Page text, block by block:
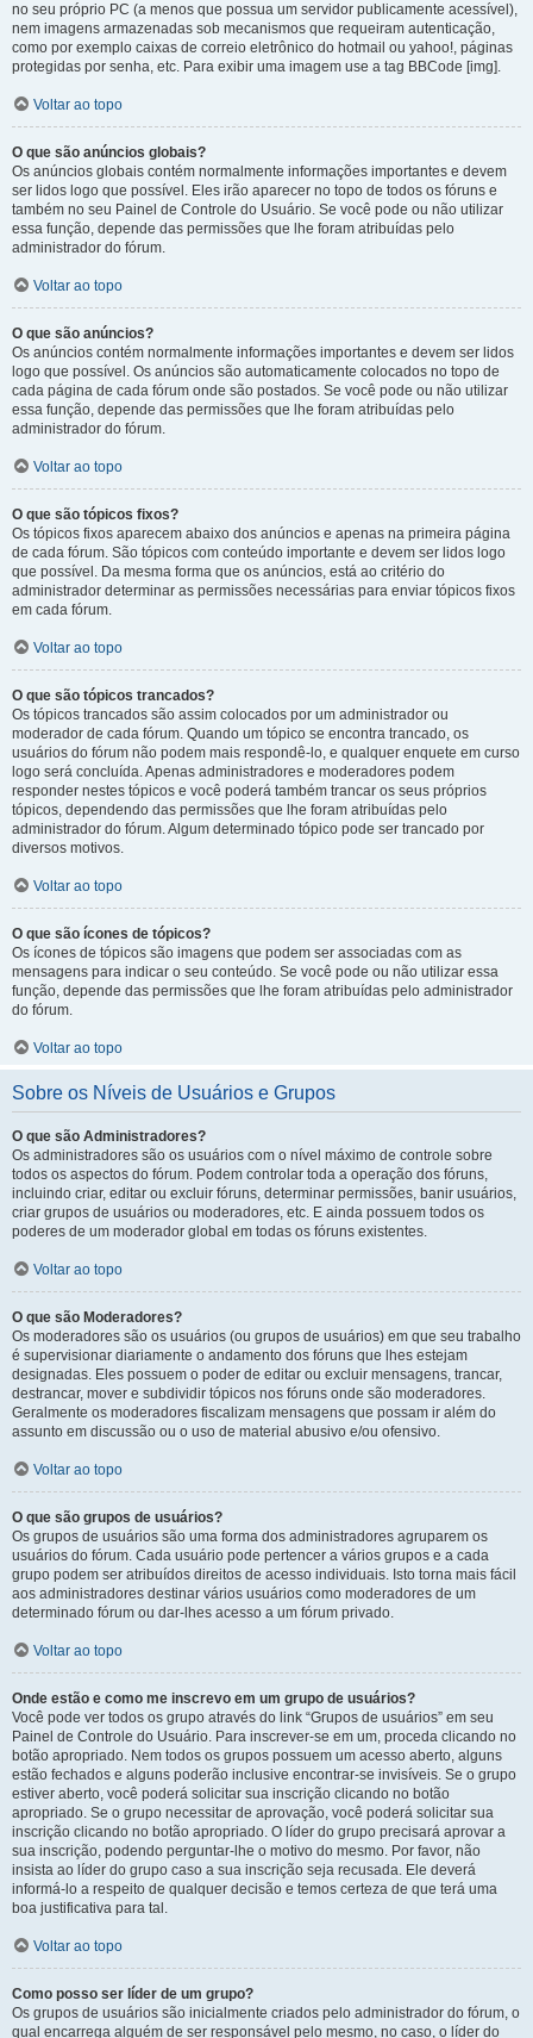
no seu próprio PC (a menos que possua um servidor publicamente acessível),
nem imagens armazenadas sob mecanismos que requeiram autenticação,
como por exemplo caixas de correio eletrônico do hotmail ou yahoo!, páginas
protegidas por senha, etc. Para exibir uma imagem use a tag BBCode [img].
Voltar ao topo
O que são anúncios globais?
Os anúncios globais contém normalmente informações importantes e devem
ser lidos logo que possível. Eles irão aparecer no topo de todos os fóruns e
também no seu Painel de Controle do Usuário. Se você pode ou não utilizar
essa função, depende das permissões que lhe foram atribuídas pelo
administrador do fórum.
Voltar ao topo
O que são anúncios?
Os anúncios contém normalmente informações importantes e devem ser lidos
logo que possível. Os anúncios são automaticamente colocados no topo de
cada página de cada fórum onde são postados. Se você pode ou não utilizar
essa função, depende das permissões que lhe foram atribuídas pelo
administrador do fórum.
Voltar ao topo
O que são tópicos fixos?
Os tópicos fixos aparecem abaixo dos anúncios e apenas na primeira página
de cada fórum. São tópicos com conteúdo importante e devem ser lidos logo
que possível. Da mesma forma que os anúncios, está ao critério do
administrador determinar as permissões necessárias para enviar tópicos fixos
em cada fórum.
Voltar ao topo
O que são tópicos trancados?
Os tópicos trancados são assim colocados por um administrador ou
moderador de cada fórum. Quando um tópico se encontra trancado, os
usuários do fórum não podem mais respondê-lo, e qualquer enquete em curso
logo será concluída. Apenas administradores e moderadores podem
responder nestes tópicos e você poderá também trancar os seus próprios
tópicos, dependendo das permissões que lhe foram atribuídas pelo
administrador do fórum. Algum determinado tópico pode ser trancado por
diversos motivos.
Voltar ao topo
O que são ícones de tópicos?
Os ícones de tópicos são imagens que podem ser associadas com as
mensagens para indicar o seu conteúdo. Se você pode ou não utilizar essa
função, depende das permissões que lhe foram atribuídas pelo administrador
do fórum.
Voltar ao topo
Sobre os Níveis de Usuários e Grupos
O que são Administradores?
Os administradores são os usuários com o nível máximo de controle sobre
todos os aspectos do fórum. Podem controlar toda a operação dos fóruns,
incluindo criar, editar ou excluir fóruns, determinar permissões, banir usuários,
criar grupos de usuários ou moderadores, etc. E ainda possuem todos os
poderes de um moderador global em todas os fóruns existentes.
Voltar ao topo
O que são Moderadores?
Os moderadores são os usuários (ou grupos de usuários) em que seu trabalho
é supervisionar diariamente o andamento dos fóruns que lhes estejam
designadas. Eles possuem o poder de editar ou excluir mensagens, trancar,
destrancar, mover e subdividir tópicos nos fóruns onde são moderadores.
Geralmente os moderadores fiscalizam mensagens que possam ir além do
assunto em discussão ou o uso de material abusivo e/ou ofensivo.
Voltar ao topo
O que são grupos de usuários?
Os grupos de usuários são uma forma dos administradores agruparem os
usuários do fórum. Cada usuário pode pertencer a vários grupos e a cada
grupo podem ser atribuídos direitos de acesso individuais. Isto torna mais fácil
aos administradores destinar vários usuários como moderadores de um
determinado fórum ou dar-lhes acesso a um fórum privado.
Voltar ao topo
Onde estão e como me inscrevo em um grupo de usuários?
Você pode ver todos os grupo através do link “Grupos de usuários” em seu
Painel de Controle do Usuário. Para inscrever-se em um, proceda clicando no
botão apropriado. Nem todos os grupos possuem um acesso aberto, alguns
estão fechados e alguns poderão inclusive encontrar-se invisíveis. Se o grupo
estiver aberto, você poderá solicitar sua inscrição clicando no botão
apropriado. Se o grupo necessitar de aprovação, você poderá solicitar sua
inscrição clicando no botão apropriado. O líder do grupo precisará aprovar a
sua inscrição, podendo perguntar-lhe o motivo do mesmo. Por favor, não
insista ao líder do grupo caso a sua inscrição seja recusada. Ele deverá
informá-lo a respeito de qualquer decisão e temos certeza de que terá uma
boa justificativa para tal.
Voltar ao topo
Como posso ser líder de um grupo?
Os grupos de usuários são inicialmente criados pelo administrador do fórum, o
qual encarrega alguém de ser responsável pelo mesmo, no caso, o líder do